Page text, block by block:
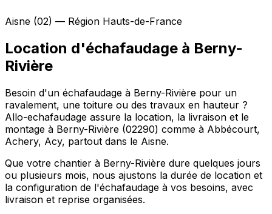
Aisne (02) — Région Hauts-de-France
Location d'échafaudage à Berny-
Rivière
Besoin d'un échafaudage à Berny-Rivière pour un
ravalement, une toiture ou des travaux en hauteur ?
Allo-echafaudage assure la location, la livraison et le
montage à Berny-Rivière (02290) comme à Abbécourt,
Achery, Acy, partout dans le Aisne.
Que votre chantier à Berny-Rivière dure quelques jours
ou plusieurs mois, nous ajustons la durée de location et
la configuration de l'échafaudage à vos besoins, avec
livraison et reprise organisées.